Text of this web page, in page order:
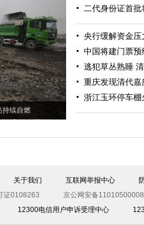
持续自燃
二代身份证首
央行缓解资金
中国将建门票
逃犯草丛熟睡
重庆发现清代
浙江玉环停车
关于我们 互联网举报中心
证0108263
京公网安备
12300电信用户申诉受理中心